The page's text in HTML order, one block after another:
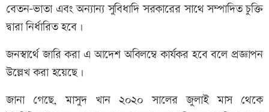
বেতন-ভাতা এবং অন্যান্য সুবিধাদি সরকারের সাথে সম্পাদিত চুক্তি
দ্বারা নির্ধারিত হবে।
জনস্বার্থে জারি করা এ আদেশ অবিলম্বে কার্যকর হবে বলে প্রজ্ঞাপন
উল্লেখ করা হয়েছে।
জানা গেছে, মাসুদ খান ২০২০ সালের জুলাই মাস থেকে